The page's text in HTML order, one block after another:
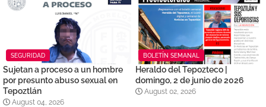
SEGURIDAD
Sujetan a proceso a un hombre
por presunto abuso sexual en
Tepoztlán
August 04, 2026
BOLETÍN SEMANAL
Heraldo del Tepozteco |
domingo, 2 de junio de 2026
August 02, 2026